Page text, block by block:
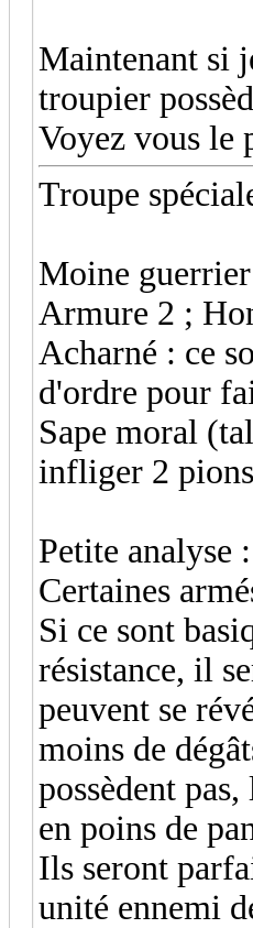
Maintenant si
troupier
Voyez vous le
Troupe
Moine
Armure 2 ;
Acharné : ce
d'ordre pour
Sape moral
infliger 2
Petite analyse :
Certaines
Si ce sont
résistance, il
peuvent se
moins de
possèdent
en poins de
Ils seront
unité ennemi